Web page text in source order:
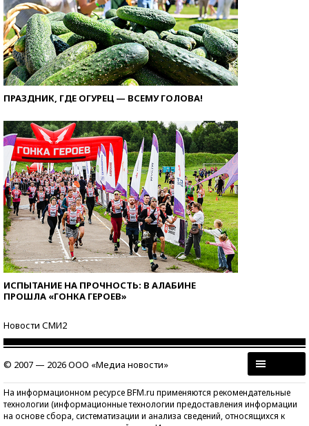
ПРАЗДНИК, ГДЕ ОГУРЕЦ — ВСЕМУ ГОЛОВА!
ИСПЫТАНИЕ НА ПРОЧНОСТЬ: В АЛАБИНЕ
ПРОШЛА «ГОНКА ГЕРОЕВ»
Новости СМИ2
© 2007 — 2026 ООО «Медиа новости»
На информационном ресурсе BFM.ru применяются рекомендательные
технологии (информационные технологии предоставления информации
на основе сбора, систематизации и анализа сведений, относящихся к